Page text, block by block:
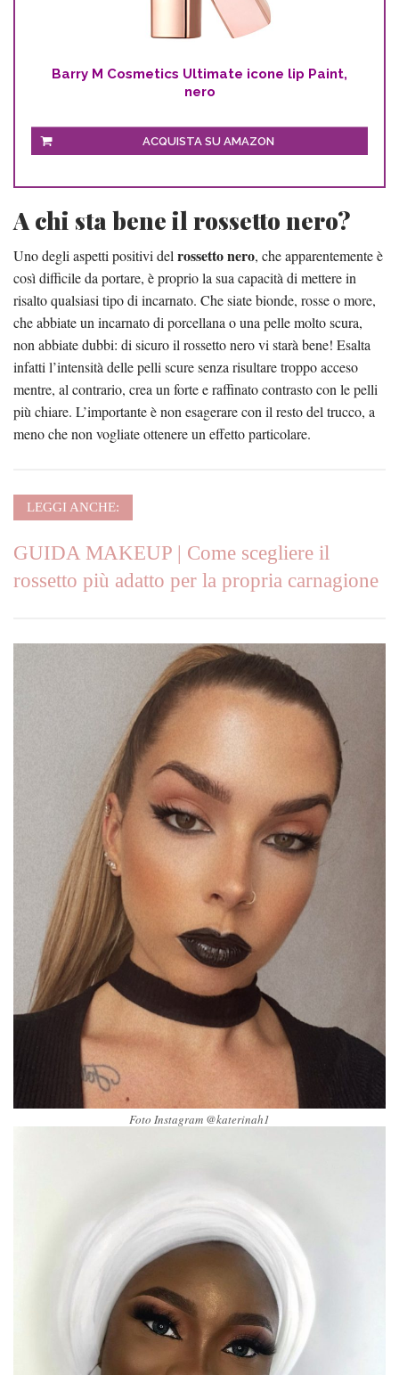
Barry M Cosmetics Ultimate icone lip Paint,
nero
ACQUISTA SU AMAZON
A chi sta bene il rossetto nero?
Uno degli aspetti positivi del rossetto nero, che apparentemente è
così difficile da portare, è proprio la sua capacità di mettere in
risalto qualsiasi tipo di incarnato. Che siate bionde, rosse o more,
che abbiate un incarnato di porcellana o una pelle molto scura,
non abbiate dubbi: di sicuro il rossetto nero vi starà bene! Esalta
infatti l’intensità delle pelli scure senza risultare troppo acceso
mentre, al contrario, crea un forte e raffinato contrasto con le pelli
più chiare. L’importante è non esagerare con il resto del trucco, a
meno che non vogliate ottenere un effetto particolare.
LEGGI ANCHE:
GUIDA MAKEUP | Come scegliere il
rossetto più adatto per la propria carnagione
Foto Instagram @katerinah1